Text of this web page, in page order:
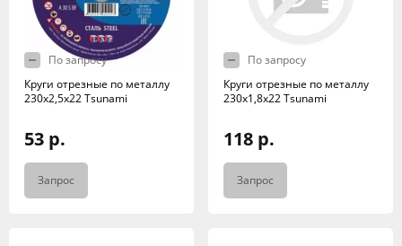
По запросу
Круги отрезные по металлу
230х2,5х22 Tsunami
53 р.
Запрос
По запросу
Круги отрезные по металлу
230х1,8х22 Tsunami
118 р.
Запрос